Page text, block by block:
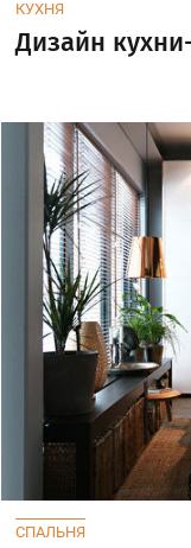
КУХНЯ
Дизайн
СПАЛЬНЯ